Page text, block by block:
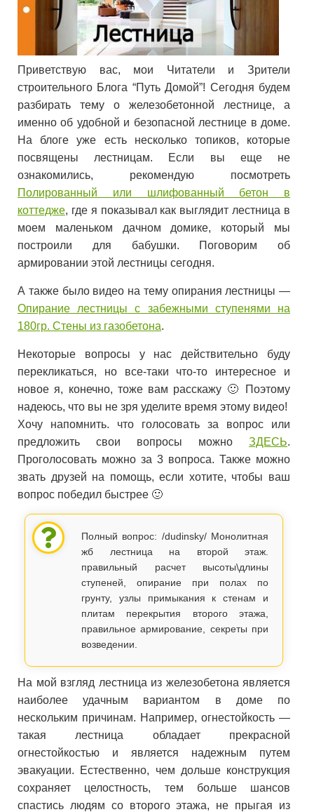
Приветствую вас, мои Читатели и Зрители
строительного Блога “Путь Домой”! Сегодня будем
разбирать тему о железобетонной лестнице, а
именно об удобной и безопасной лестнице в доме.
На блоге уже есть несколько топиков, которые
посвящены лестницам. Если вы еще не
ознакомились, рекомендую посмотреть
Полированный или шлифованный бетон в
коттедже, где я показывал как выглядит лестница в
моем маленьком дачном домике, который мы
построили для бабушки. Поговорим об
армировании этой лестницы сегодня.
А также было видео на тему опирания лестницы —
Опирание лестницы с забежными ступенями на
180гр. Стены из газобетона.
Некоторые вопросы у нас действительно буду
перекликаться, но все-таки что-то интересное и
новое я, конечно, тоже вам расскажу 🙂 Поэтому
надеюсь, что вы не зря уделите время этому видео!
Хочу напомнить. что голосовать за вопрос или
предложить свои вопросы можноЗДЕСЬ.
Проголосовать можно за 3 вопроса. Также можно
звать друзей на помощь, если хотите, чтобы ваш
вопрос победил быстрее 🙂
Полный вопрос: /dudinsky/ Монолитная
жб лестница на второй этаж.
правильный расчет высоты\длины
ступеней, опирание при полах по
грунту, узлы примыкания к стенам и
плитам перекрытия второго этажа,
правильное армирование, секреты при
возведении.
На мой взгляд лестница из железобетона является
наиболее удачным вариантом в доме по
нескольким причинам. Например, огнестойкость —
такая лестница обладает прекрасной
огнестойкостью и является надежным путем
эвакуации. Естественно, чем дольше конструкция
сохраняет целостность, тем больше шансов
спастись людям со второго этажа, не прыгая из